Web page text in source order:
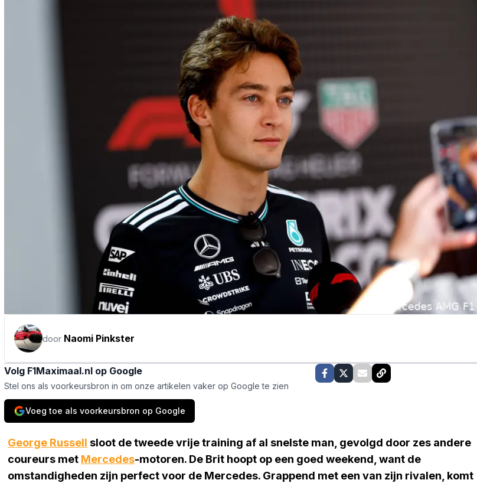
door Naomi Pinkster
Volg F1Maximaal.nl op Google
Stel ons als voorkeursbron in om onze artikelen vaker op Google te zien
Voeg toe als voorkeursbron op Google
George Russell sloot de tweede vrije training af al snelste man, gevolgd door zes andere
coureurs met Mercedes-motoren. De Brit hoopt op een goed weekend, want de
omstandigheden zijn perfect voor de Mercedes. Grappend met een van zijn rivalen, komt